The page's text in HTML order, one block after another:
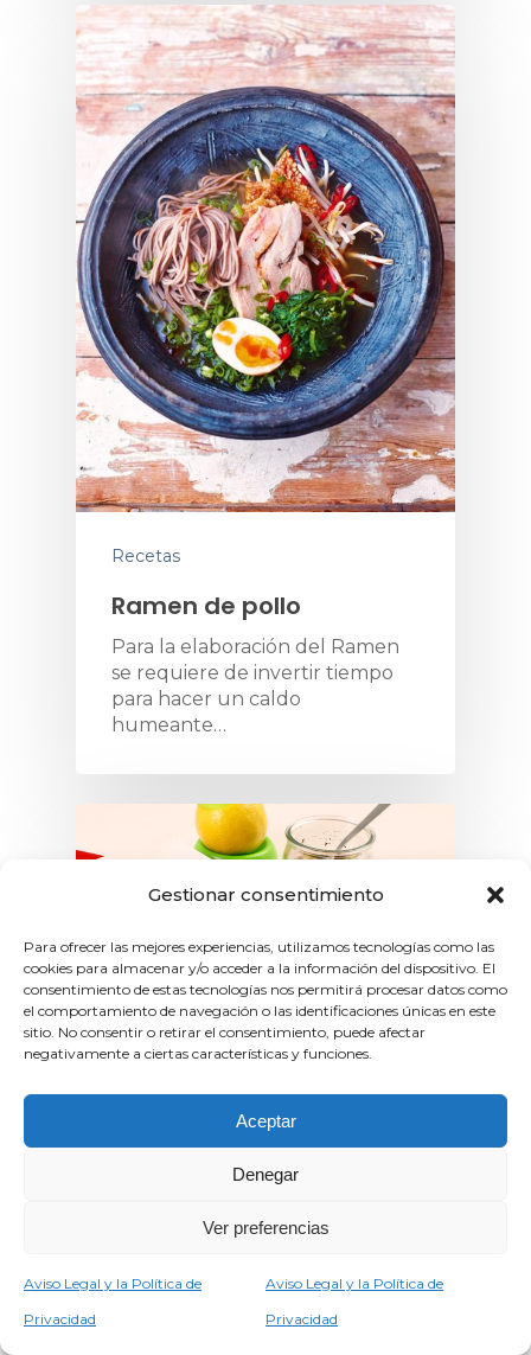
Gestionar consentimiento
Para ofrecer las mejores experiencias, utilizamos tecnologías como las
cookies para almacenar y/o acceder a la información del dispositivo. El
consentimiento de estas tecnologías nos permitirá procesar datos como
el comportamiento de navegación o las identificaciones únicas en este
sitio. No consentir o retirar el consentimiento, puede afectar
negativamente a ciertas características y funciones.
Aceptar
Denegar
Ver preferencias
Aviso Legal y la Política de
Privacidad
Aviso Legal y la Política de
Privacidad
Recetas
Ramen de pollo
Para la elaboración del Ramen
se requiere de invertir tiempo
para hacer un caldo
humeante…
Ensalada de Sardinas
Ingredientes 4 p 20 min 8 filetes
de sardina 1/2 manojo de